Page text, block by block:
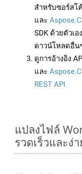
สำหรับซอร์สโ
และ
SDK ด้วยตัวเ
ดาวน์โหลดอื่น
ดูการอ้างอิง
และ
REST API
แปลงไฟล์
รวดเร็วและง่